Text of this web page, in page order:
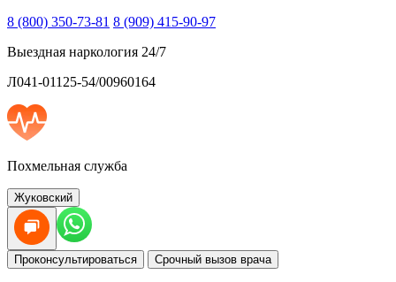
8 (800) 350-73-81 8 (909) 415-90-97
Выездная наркология 24/7
Л041-01125-54/00960164
Похмельная служба
Жуковский
Проконсультироваться Срочный вызов врача